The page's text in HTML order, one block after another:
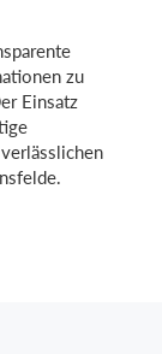
zu
Einsatz